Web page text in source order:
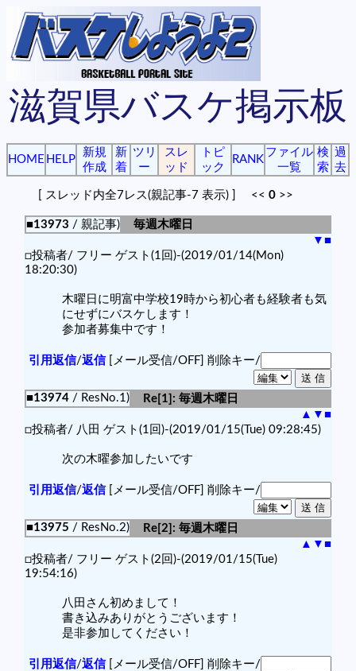
滋賀県バスケ掲示板
HOME HELP
新規
作成
新
着
ツリ
ー
スレ
ッド
トピ
ック
RANK
ファイル
一覧
検
索
過
去
[ スレッド内全7レス(親記事-7 表示) ] << 0 >>
■13973 / 親記事)
毎週木曜日
▼ ■
□投稿者/ フリー ゲスト(1回)-(2019/01/14(Mon)
18:20:30)
木曜日に明富中学校19時から初心者も経験者も気
にせずにバスケします！
参加者募集中です！
引用返信/返信[メール受信/OFF] 削除キー/
■13974 / ResNo.1)
Re[1]: 毎週木曜日
▲ ▼ ■
□投稿者/ 八田 ゲスト(1回)-(2019/01/15(Tue) 09:28:45)
次の木曜参加したいです
引用返信/返信[メール受信/OFF] 削除キー/
■13975 / ResNo.2)
Re[2]: 毎週木曜日
▲ ▼ ■
□投稿者/ フリー ゲスト(2回)-(2019/01/15(Tue)
19:54:16)
八田さん初めまして！
書き込みありがとうございます！
是非参加してください！
引用返信/返信[メール受信/OFF] 削除キー/